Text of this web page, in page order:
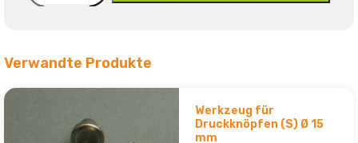
Verwandte Produkte
Werkzeug für
Druckknöpfen (S) Ø 15
mm